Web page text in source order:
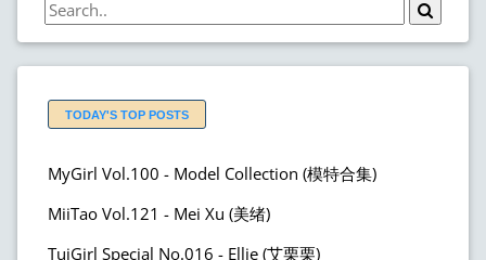
TODAY'S TOP POSTS
MyGirl Vol.100 - Model Collection (模特合集)
MiiTao Vol.121 - Mei Xu (美绪)
TuiGirl Special No.016 - Ellie (艾栗栗)